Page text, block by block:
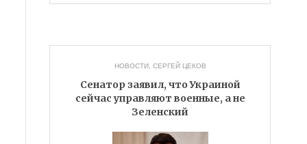
НОВОСТИ, СЕРГЕЙ ЦЕКОВ
Сенатор заявил, что Украиной
сейчас управляют военные, а не
Зеленский